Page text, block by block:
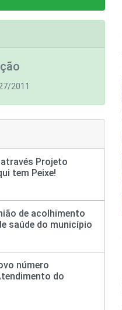
2011
Projeto
tem Peixe!
de acolhimento
saúde do município
número
do